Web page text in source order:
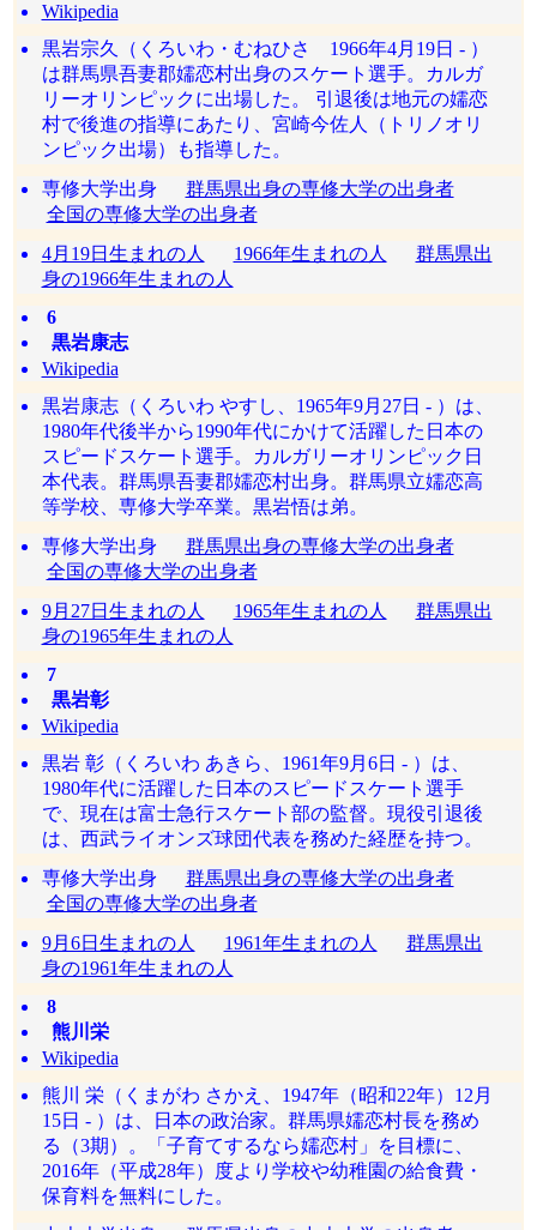
Wikipedia
黒岩宗久（くろいわ・むねひさ 1966年4月19日 - ）
は群馬県吾妻郡嬬恋村出身のスケート選手。カルガ
リーオリンピックに出場した。 引退後は地元の嬬恋
村で後進の指導にあたり、宮崎今佐人（トリノオリ
ンピック出場）も指導した。
専修大学出身 群馬県出身の専修大学の出身者
全国の専修大学の出身者
4月19日生まれの人
1966年生まれの人
群馬県出
身の1966年生まれの人
6
黒岩康志
Wikipedia
黒岩康志（くろいわ やすし、1965年9月27日 - ）は、
1980年代後半から1990年代にかけて活躍した日本の
スピードスケート選手。カルガリーオリンピック日
本代表。群馬県吾妻郡嬬恋村出身。群馬県立嬬恋高
等学校、専修大学卒業。黒岩悟は弟。
専修大学出身 群馬県出身の専修大学の出身者
全国の専修大学の出身者
9月27日生まれの人
1965年生まれの人
群馬県出
身の1965年生まれの人
7
黒岩彰
Wikipedia
黒岩 彰（くろいわ あきら、1961年9月6日 - ）は、
1980年代に活躍した日本のスピードスケート選手
で、現在は富士急行スケート部の監督。現役引退後
は、西武ライオンズ球団代表を務めた経歴を持つ。
専修大学出身 群馬県出身の専修大学の出身者
全国の専修大学の出身者
9月6日生まれの人
1961年生まれの人
群馬県出
身の1961年生まれの人
8
熊川栄
Wikipedia
熊川 栄（くまがわ さかえ、1947年（昭和22年）12月
15日 - ）は、日本の政治家。群馬県嬬恋村長を務め
る（3期）。「子育てするなら嬬恋村」を目標に、
2016年（平成28年）度より学校や幼稚園の給食費・
保育料を無料にした。